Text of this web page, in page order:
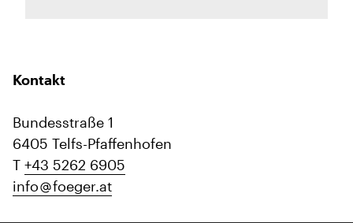
Kontakt
Bundesstraße 1
6405 Telfs-Pfaffenhofen
T +43 5262 6905
info
foeger.at